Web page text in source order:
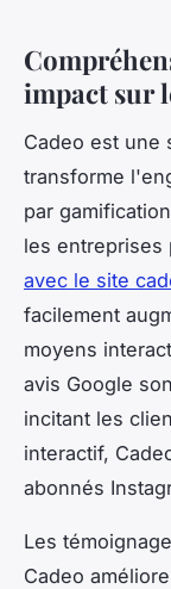
impact sur
Cadeo est une
transforme
par
les entreprises
avec le site
facilement
moyens
avis Google
incitant les
interactif,
abonnés
Les
Cadeo